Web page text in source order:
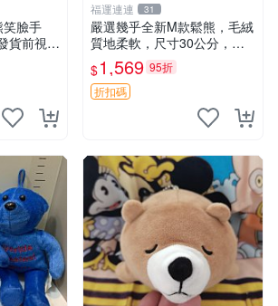
臉手
貨前視頻
嚴選N
，全新
認，四
福運連連 31
嚴選幾乎全新M款鬆熊，毛絨
質地柔軟，尺寸30公分，做
工精緻可愛，適合收藏或贈送
親友。中古使用痕跡，手感依
然優良。 鬆熊 嬰熊 毛玩偶
$1,569 95折
折扣碼